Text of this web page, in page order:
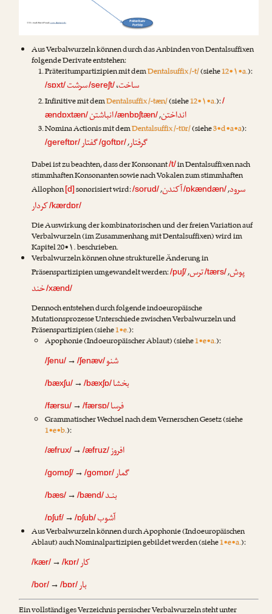
Aus Verbalwurzeln können durch das Anbinden von Dentalsuffixen
folgende Derivate entstehen:
Präteritumpartizipien mit demDentalsuffix /-t/(siehe12•۱•a.):
/sɒxt/ ساخت،/sereʃt/سرشت
Infinitive mit demDentalsuffix /-tæn/(siehe12•۱•a.):/
ændɒxtæn/
انداختن,
/ænbɒʃtæn/انباشتن
Nomina Actionis mit demDentalsuffix /-tɒr/(siehe3•d•a•a):
/gereftɒr/ گرفتار,
/goftɒr/گفتار
Dabei ist zu beachten, dass der Konsonant/t/in Dentalsuffixen nach
stimmhaften Konsonanten sowie nach Vokalen zum stimmhaften
Allophon[d]sonorisiert wird:/sorud/ سرود,
/ɒkændæn/آکندن,
/kærdɒr/کردار
Die Auswirkung der kombinatorischen und der freien Variation auf
Verbalwurzeln (im Zusammenhang mit Dentalsuffixen) wird im
Kapitel 20•۱. beschrieben.
Verbalwurzeln können ohne strukturelle Änderung in
Präsenspartizipien umgewandelt werden:/puʃ/ پوش,
/tærs/ترس,
/xænd/خند
Dennoch entstehen durch folgende indoeuropäische
Mutationsprozesse Unterschiede zwischen Verbalwurzeln und
Präsenspartizipien (siehe1•e.):
Apophonie (Indoeuropäischer Ablaut) (siehe1•e•a.):
/ʃenu/→ /ʃenæv/شنو
/bæxʃu/→ /bæxʃɒ/بخشا
/færsu/→ /færsɒ/فرسا
Grammatischer Wechsel nach dem Vernerschen Gesetz (siehe
1•e•b.):
/æfrux/→ /æfruz/افروز
/gomɒʃ/→ /gomɒr/گمار
/bæs/→ /bænd/بنـد
/ɒʃuf/→ /ɒʃub/آشوب
Aus Verbalwurzeln können durch Apophonie (Indoeuropäischen
Ablaut) auch Nominalpartizipien gebildet werden (siehe1•e•a.):
/kær/ →/kɒr/کار
/bor/ →/bɒr/بار